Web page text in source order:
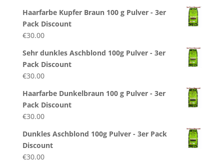
Haarfarbe Kupfer Braun 100 g Pulver - 3er
Pack Discount
€30.00
Sehr dunkles Aschblond 100g Pulver - 3er
Pack Discount
€30.00
Haarfarbe Dunkelbraun 100 g Pulver - 3er
Pack Discount
€30.00
Dunkles Aschblond 100g Pulver - 3er Pack
Discount
€30.00